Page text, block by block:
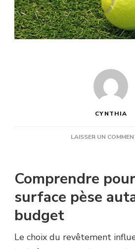
CYNTHIA
LAISSER UN
Comprendre
surface pèse
budget
Le choix du revêtement